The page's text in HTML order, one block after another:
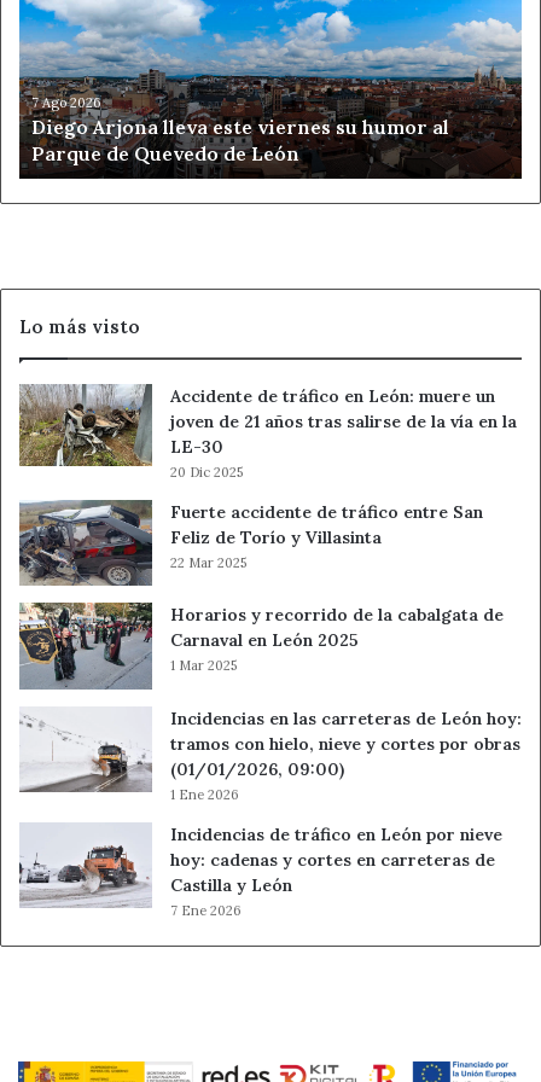
viernes
su
humor
al
Parque
de
Quevedo
de
7 Ago 2026
Diego Arjona lleva este viernes su humor al
Parque de Quevedo de León
Lo más visto
Accidente de tráfico en León: muere un
joven de 21 años tras salirse de la vía en la
LE-30
20 Dic 2025
Fuerte accidente de tráfico entre San
Feliz de Torío y Villasinta
22 Mar 2025
Horarios y recorrido de la cabalgata de
Carnaval en León 2025
1 Mar 2025
Incidencias en las carreteras de León hoy:
tramos con hielo, nieve y cortes por obras
(01/01/2026, 09:00)
1 Ene 2026
Incidencias de tráfico en León por nieve
hoy: cadenas y cortes en carreteras de
Castilla y León
7 Ene 2026